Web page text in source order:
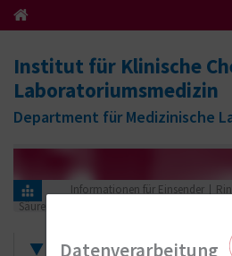
Institut für Klinische
Laboratoriumsmedizin
Department für Medizinische
Informationen für Einsender
Säuren-Basen-Status
Zertifikate
Datenverarbeitung